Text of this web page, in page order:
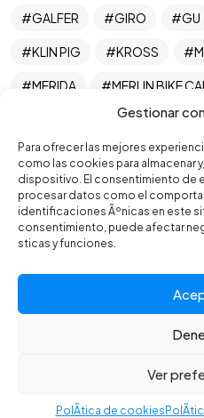
Gestionar
Para ofrecer las mejores
como las cookies para almacenar
dispositivo. El consentimiento de
procesar datos como el
identificaciones Ãºnicas en este
consentimiento, puede afectar
sticas y funciones.
Ver
PolÃ­tica de cookies
GALFER GIRO GU
KLIN PIG KROSS
MERIDA MERLIN BIKE
ONOFF
PIRELLI RELBER
SANTAMADRE SELLE
SHIMANO SIROKO
SRAM
TÃ–LS
©2025 CR BIKES - Todos los
Aviso